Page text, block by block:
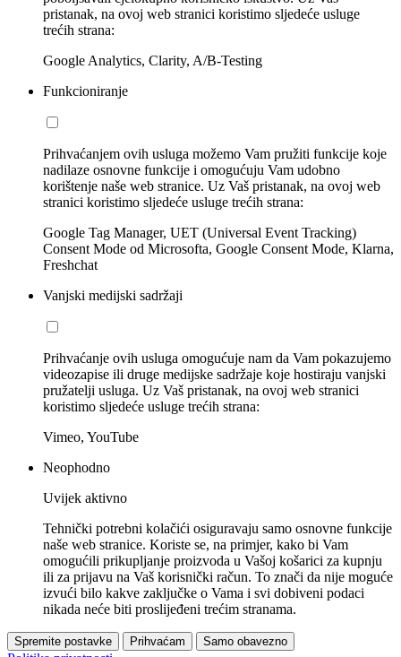
pristanak, na ovoj web stranici koristimo sljedeće usluge
trećih strana:
Google Analytics, Clarity, A/B-Testing
Funkcioniranje
Prihvaćanjem ovih usluga možemo Vam pružiti funkcije koje
nadilaze osnovne funkcije i omogućuju Vam udobno
korištenje naše web stranice. Uz Vaš pristanak, na ovoj web
stranici koristimo sljedeće usluge trećih strana:
Google Tag Manager, UET (Universal Event Tracking)
Consent Mode od Microsofta, Google Consent Mode, Klarna,
Freshchat
Vanjski medijski sadržaji
Prihvaćanje ovih usluga omogućuje nam da Vam pokazujemo
videozapise ili druge medijske sadržaje koje hostiraju vanjski
pružatelji usluga. Uz Vaš pristanak, na ovoj web stranici
koristimo sljedeće usluge trećih strana:
Vimeo, YouTube
Neophodno
Uvijek aktivno
Tehnički potrebni kolačići osiguravaju samo osnovne funkcije
naše web stranice. Koriste se, na primjer, kako bi Vam
omogućili prikupljanje proizvoda u Vašoj košarici za kupnju
ili za prijavu na Vaš korisnički račun. To znači da nije moguće
izvući bilo kakve zaključke o Vama i svi dobiveni podaci
nikada neće biti proslijeđeni trećim stranama.
Spremite postavke Prihvaćam Samo obavezno